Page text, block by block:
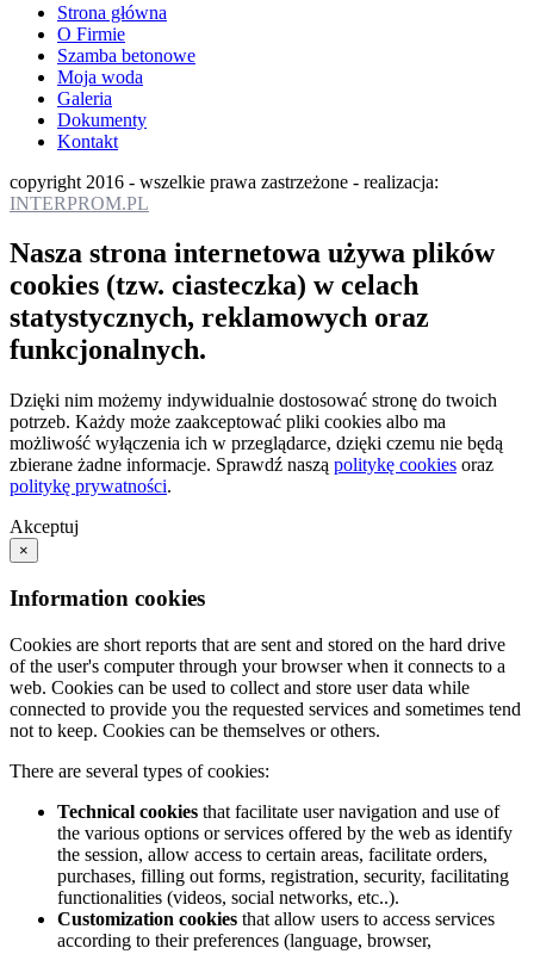
Strona główna
O Firmie
Szamba betonowe
Moja woda
Galeria
Dokumenty
Kontakt
copyright 2016 - wszelkie prawa zastrzeżone - realizacja:
INTERPROM.PL
Nasza strona internetowa używa plików
cookies (tzw. ciasteczka) w celach
statystycznych, reklamowych oraz
funkcjonalnych.
Dzięki nim możemy indywidualnie dostosować stronę do twoich
potrzeb. Każdy może zaakceptować pliki cookies albo ma
możliwość wyłączenia ich w przeglądarce, dzięki czemu nie będą
zbierane żadne informacje. Sprawdź naszą politykę cookies oraz
politykę prywatności.
Akceptuj
×
Information cookies
Cookies are short reports that are sent and stored on the hard drive
of the user's computer through your browser when it connects to a
web. Cookies can be used to collect and store user data while
connected to provide you the requested services and sometimes tend
not to keep. Cookies can be themselves or others.
There are several types of cookies:
Technical cookies that facilitate user navigation and use of
the various options or services offered by the web as identify
the session, allow access to certain areas, facilitate orders,
purchases, filling out forms, registration, security, facilitating
functionalities (videos, social networks, etc..).
Customization cookies that allow users to access services
according to their preferences (language, browser,